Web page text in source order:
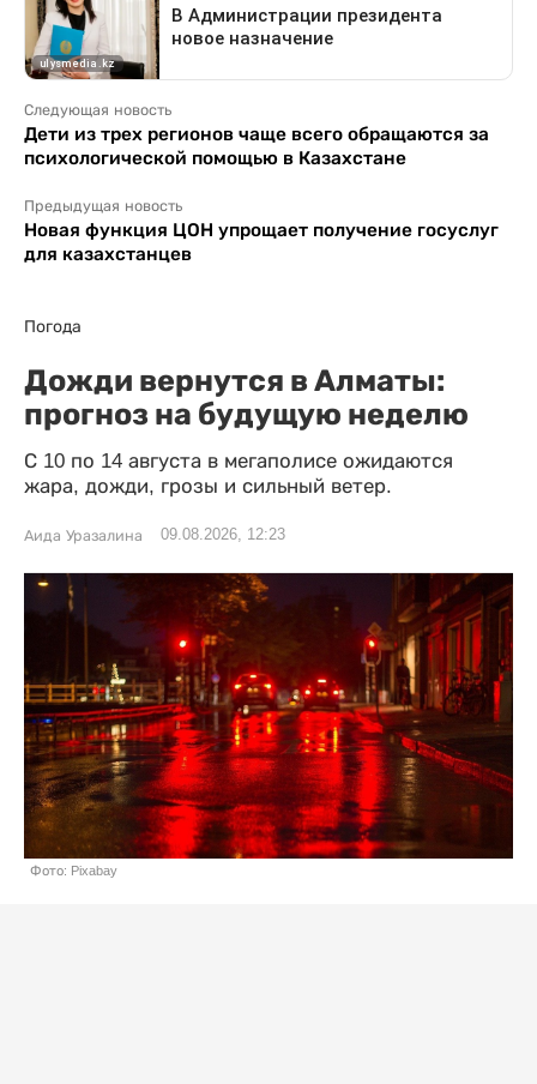
Следующая новость
Дети из трех регионов чаще всего обращаются за
психологической помощью в Казахстане
Предыдущая новость
Новая функция ЦОН упрощает получение госуслуг
для казахстанцев
Погода
Дожди вернутся в Алматы:
прогноз на будущую неделю
С 10 по 14 августа в мегаполисе ожидаются
жара, дожди, грозы и сильный ветер.
Аида Уразалина 09.08.2026, 12:23
Фото: Pixabay